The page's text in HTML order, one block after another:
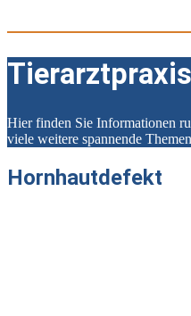
Hier finden Sie Informationen
viele weitere spannende
Hornhautdefekt